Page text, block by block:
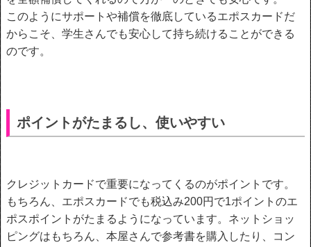
このようにサポートや補償を徹底しているエポスカードだ
からこそ、学生さんでも安心して持ち続けることができる
のです。
ポイントがたまるし、使いやすい
クレジットカードで重要になってくるのがポイントです。
もちろん、エポスカードでも税込み200円で1ポイントのエ
ポスポイントがたまるようになっています。ネットショッ
ピングはもちろん、本屋さんで参考書を購入したり、コン